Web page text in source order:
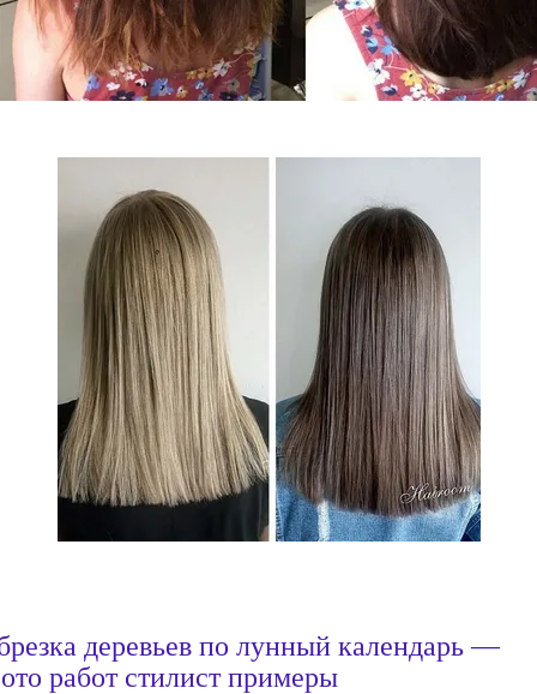
деревьев по лунный календарь —
работ стилист примеры